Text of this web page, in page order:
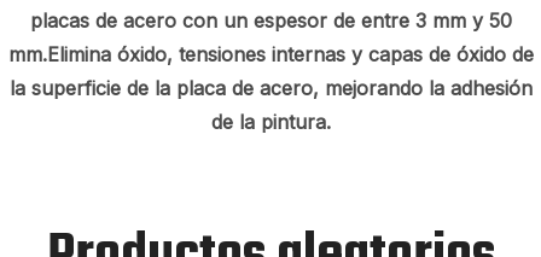
placas de acero con un espesor de entre 3 mm y 50
mm.Elimina óxido, tensiones internas y capas de óxido de
la superficie de la placa de acero, mejorando la adhesión
de la pintura.